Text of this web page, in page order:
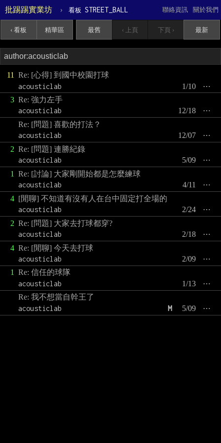
批踢踢實業坊 › 看板 STREET_BALL 關於我們
聯絡資訊
‹ 看板 精華區 最舊 ‹ 上頁 下頁 › 最新
11
Re: [心得] 到國中校園打球
acousticlab
⋯
1/10
3 Re: 強力左手
acousticlab
⋯
12/18
Re: [問題] 喜歡的打法？
acousticlab
⋯
12/07
2 Re: [問題] 連勝紀錄
acousticlab
⋯
5/09
1
Re: [討論] 大家剛開始都是怎麼練球
acousticlab
⋯
4/11
4 [閒聊] 不知道有沒有人在台中固定打全場的
acousticlab
⋯
2/24
2 Re: [問題] 大家去打球都穿?
acousticlab
⋯
2/18
4 Re: [閒聊] 今天去打球
acousticlab
⋯
2/09
1 Re: 信任的球隊
acousticlab
⋯
1/13
Re: 我不想當自幹王了
acousticlab
⋯
5/09
M